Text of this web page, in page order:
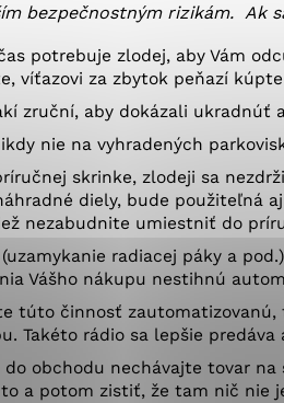
bezpečnostným rizikám. Ak
potrebuje zlodej, aby Vám
víťazovi za zbytok peňazí
zruční, aby dokázali ukradnúť
nie na vyhradených
skrinke, zlodeji sa
diely, bude použiteľná
nezabudnite umiestniť do
radiacej páky a
Vášho nákupu nestihnú
túto činnosť
Takéto rádio sa lepšie
obchodu nechávajte tovar
a potom zistiť, že tam nič
pre prevádzku nevyhnutné a
funkcie, ako je navigácia na
cookie nemôže web správne
a ponúknuť im lepšiu
osobou.
Povoliť všetko Uložiť